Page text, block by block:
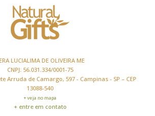
LUCIALIMA DE OLIVEIRA ME
CNPJ: 56.031.334/0001-75
Arruda de Camargo, 597 - Campinas - SP – CEP
13088-540
+ veja no mapa
+ entre em contato